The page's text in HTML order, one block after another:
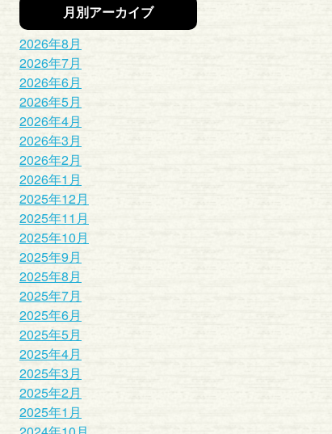
月別アーカイブ
2026年8月
2026年7月
2026年6月
2026年5月
2026年4月
2026年3月
2026年2月
2026年1月
2025年12月
2025年11月
2025年10月
2025年9月
2025年8月
2025年7月
2025年6月
2025年5月
2025年4月
2025年3月
2025年2月
2025年1月